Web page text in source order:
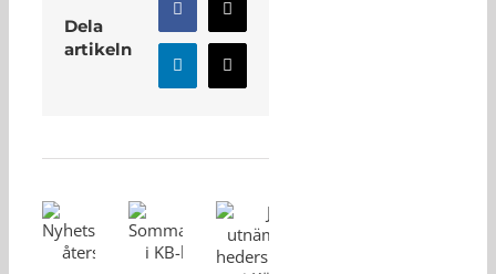
Dela
artikeln
Facebook
X
LinkedInE-
post